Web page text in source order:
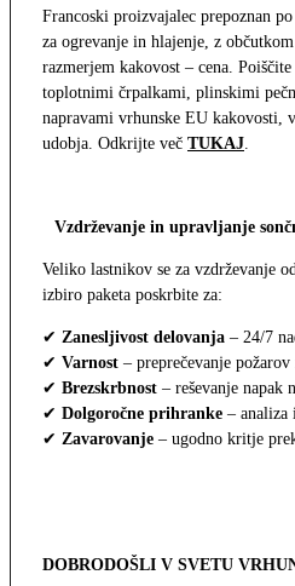
Francoski proizvajalec prepoznan
za ogrevanje in hlajenje, z
razmerjem kakovost – cena.
toplotnimi črpalkami, plinskimi
napravami vrhunske EU kakovosti,
udobja. Odkrijte več TUKAJ
Vzdrževanje in upravljanje
Veliko lastnikov se za vzdrževanje
izbiro paketa poskrbite za:
✔ Zanesljivost delovanja – 24/7
✔ Varnost – preprečevanje
✔ Brezskrbnost – reševanje napak
✔ Dolgoročne prihranke – analiza
✔ Zavarovanje – ugodno kritje
DOBRODOŠLI V SVETU